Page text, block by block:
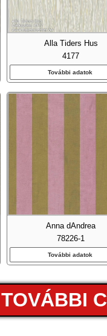
Alla Tiders Hus
4177
További adatok
Anna dAndrea
78226-1
További adatok
TOVÁBBI